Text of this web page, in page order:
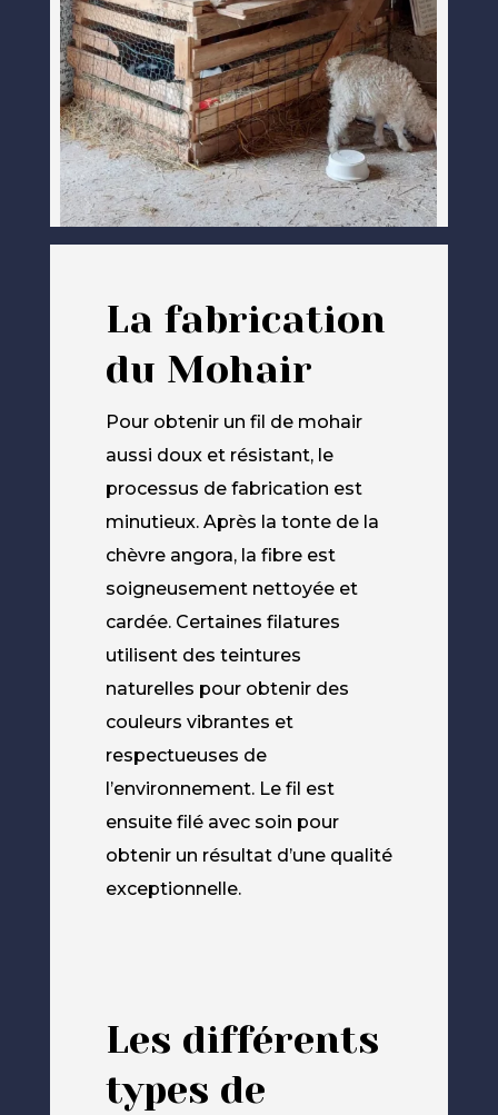
La fabrication
du Mohair
Pour obtenir un fil de mohair
aussi doux et résistant, le
processus de fabrication est
minutieux. Après la tonte de la
chèvre angora, la fibre est
soigneusement nettoyée et
cardée. Certaines filatures
utilisent des teintures
naturelles pour obtenir des
couleurs vibrantes et
respectueuses de
l’environnement. Le fil est
ensuite filé avec soin pour
obtenir un résultat d’une qualité
exceptionnelle.
Les différents
types de